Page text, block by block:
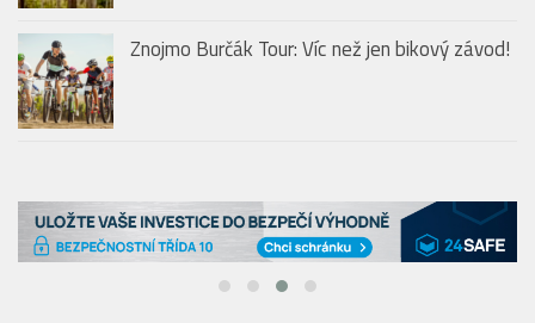
Znojmo Burčák Tour: Víc než jen bikový závod!